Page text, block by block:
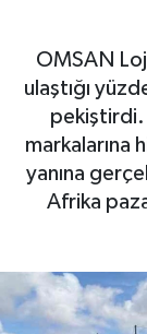
OMSAN
ulaştığı
pekiştirdi.
markalarına
yanına
Afrika
Otovitrin
Asayiş
Magazin
Spor
Son
Haber